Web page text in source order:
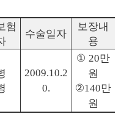
험
수술일자
보장내
용
2009.10.2
0.
① 20만
원
②140만
원